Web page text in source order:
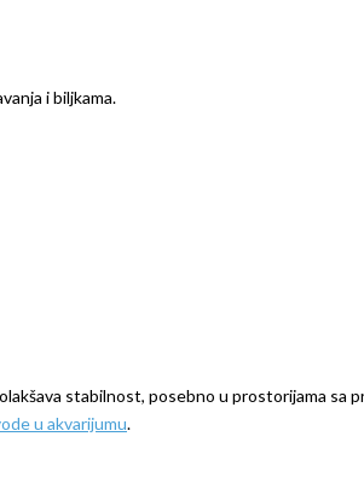
i biljkama.
stabilnost, posebno u prostorijama sa
u akvarijumu.